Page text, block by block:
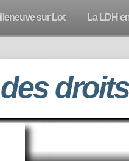
sur Lot La LDH